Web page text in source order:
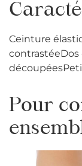
Ceinture
Pour